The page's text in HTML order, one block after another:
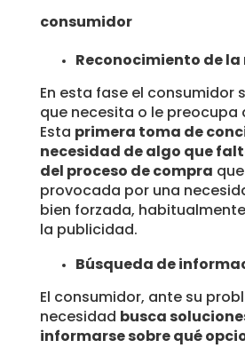
consumidor
Reconocimiento de
En esta fase el consumidor
que necesita o le preocupa
Esta primera toma de
necesidad de algo que
del proceso de compra
provocada por una
bien forzada,
la publicidad.
Búsqueda de
El consumidor, ante su
necesidad busca
informarse sobre qué